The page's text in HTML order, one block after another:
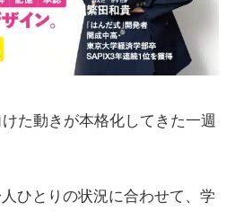
た動きが本格化してきた一週
ひとりの状況に合わせて、学